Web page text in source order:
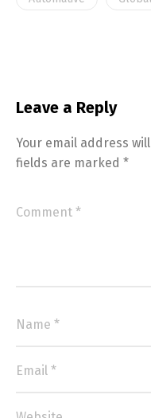
Leave a Reply
Your email address
fields are marked *